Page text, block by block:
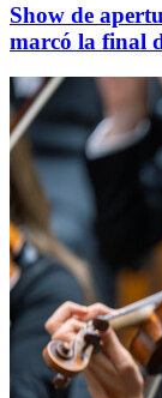
Show de
marcó la final